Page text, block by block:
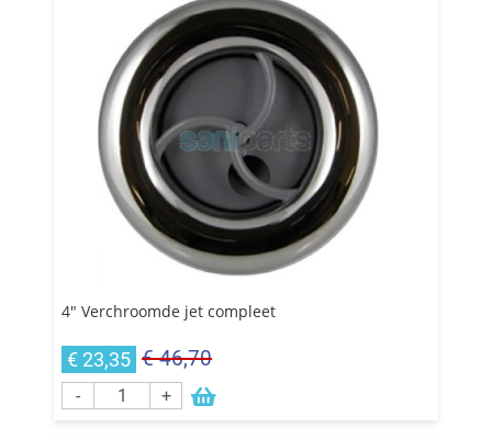
4" Verchroomde jet compleet
€ 23,35 € 46,70
- +